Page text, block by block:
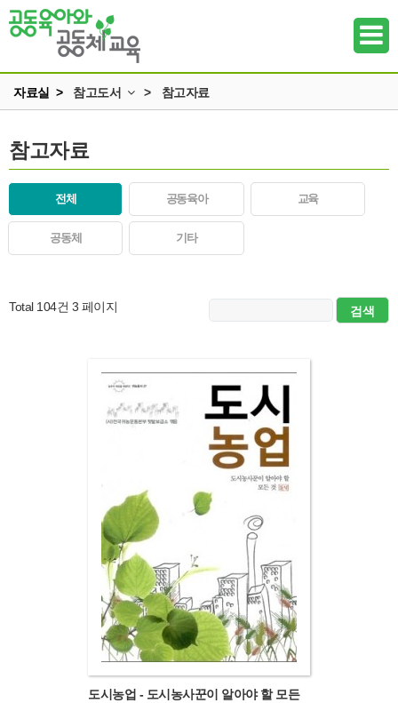
하위메뉴
하위메뉴
하위메뉴
자료실 > 참고도서 >
연구자료
참고도서
뉴스레터
동영상
발간도서
참고자료
참고자료
전체 공동육아 교육
공동체 기타
Total 104건 3 페이지
도시농업 - 도시농사꾼이 알아야 할 모든